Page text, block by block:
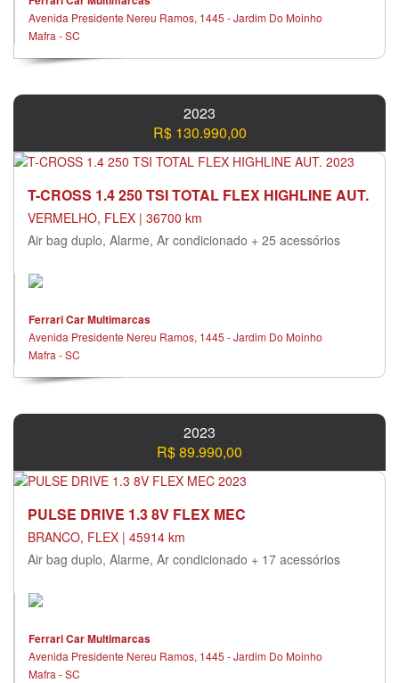
Avenida Presidente Nereu Ramos, 1445 - Jardim Do Moinho
Mafra - SC
2023
R$ 130.990,00
T-CROSS 1.4 250 TSI TOTAL FLEX HIGHLINE AUT.
VERMELHO, FLEX | 36700 km
Air bag duplo, Alarme, Ar condicionado + 25 acessórios
Ferrari Car Multimarcas
Avenida Presidente Nereu Ramos, 1445 - Jardim Do Moinho
Mafra - SC
2023
R$ 89.990,00
PULSE DRIVE 1.3 8V FLEX MEC
BRANCO, FLEX | 45914 km
Air bag duplo, Alarme, Ar condicionado + 17 acessórios
Ferrari Car Multimarcas
Avenida Presidente Nereu Ramos, 1445 - Jardim Do Moinho
Mafra - SC